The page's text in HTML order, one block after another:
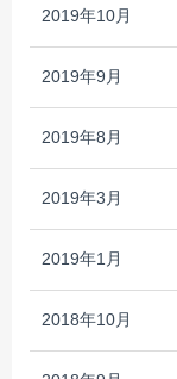
2019年10月
2019年9月
2019年8月
2019年3月
2019年1月
2018年10月